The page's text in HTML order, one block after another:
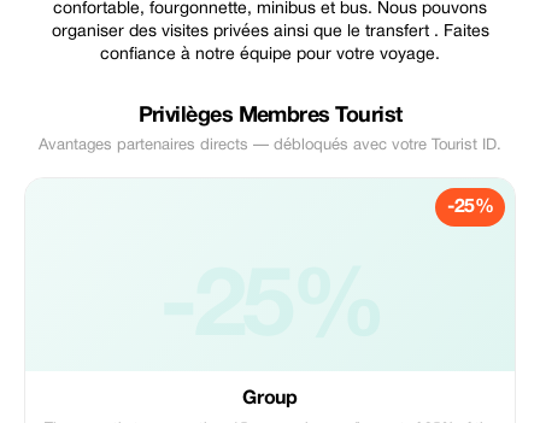
confortable, fourgonnette, minibus et bus. Nous pouvons
organiser des visites privées ainsi que le transfert . Faites
confiance à notre équipe pour votre voyage.
Privilèges Membres Tourist
Avantages partenaires directs — débloqués avec votre Tourist ID.
-25%
Group